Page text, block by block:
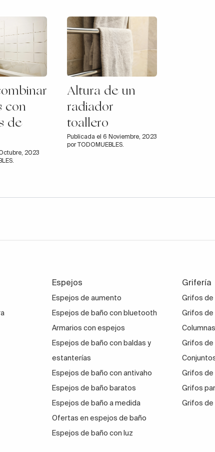
con
de
2023
Altura de un
radiador
toallero
Publicada el 6 Noviembre, 2023
por TODOMUEBLES.
Espejos
Espejos de aumento
Espejos de baño con bluetooth
Armarios con espejos
Espejos de baño con baldas y
estanterías
Espejos de baño con antivaho
Espejos de baño baratos
Espejos de baño a medida
Ofertas en espejos de baño
Espejos de baño con luz
Grifería
Grifos de
Grifos de
Grifos de
Grifos de
Grifos
Grifos de